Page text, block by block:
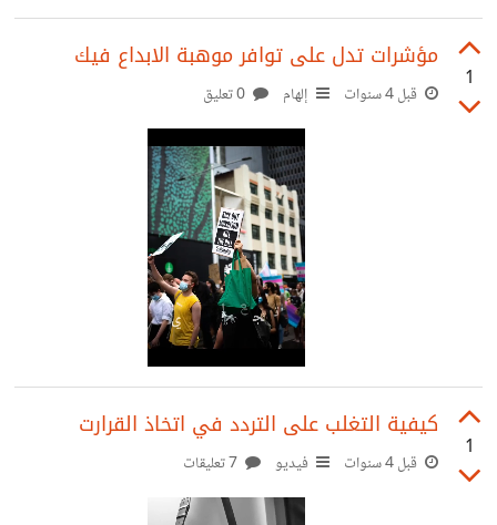
1
مؤشرات تدل على توافر موهبة الابداع فيك
قبل 4 سنوات إلهام
1
كيفية التغلب على التردد في اتخاذ القرارت
قبل 4 سنوات فيديو